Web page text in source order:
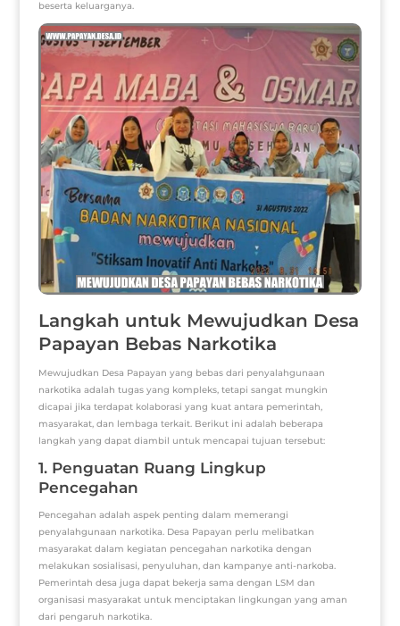
beserta keluarganya.
Langkah untuk Mewujudkan Desa
Papayan Bebas Narkotika
Mewujudkan Desa Papayan yang bebas dari penyalahgunaan
narkotika adalah tugas yang kompleks, tetapi sangat mungkin
dicapai jika terdapat kolaborasi yang kuat antara pemerintah,
masyarakat, dan lembaga terkait. Berikut ini adalah beberapa
langkah yang dapat diambil untuk mencapai tujuan tersebut:
1. Penguatan Ruang Lingkup
Pencegahan
Pencegahan adalah aspek penting dalam memerangi
penyalahgunaan narkotika. Desa Papayan perlu melibatkan
masyarakat dalam kegiatan pencegahan narkotika dengan
melakukan sosialisasi, penyuluhan, dan kampanye anti-narkoba.
Pemerintah desa juga dapat bekerja sama dengan LSM dan
organisasi masyarakat untuk menciptakan lingkungan yang aman
dari pengaruh narkotika.